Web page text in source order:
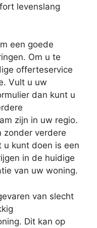
levenslang
een goede
Om u te
offerteservice
Vult u uw
dan kunt u
zijn in uw regio.
zonder verdere
u kunt doen is een
in de huidige
van uw woning.
van slecht
Dit kan op